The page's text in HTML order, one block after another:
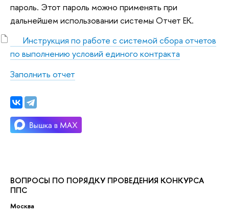
ВОПРОСЫ ПО ПОРЯДКУ ПРОВЕДЕНИЯ КОНКУРСА
ППС
Москва
пароль. Этот пароль можно применять при
дальнейшем использовании системы Отчет ЕК.
Инструкция по работе с системой сбора отчетов
по выполнению условий единого контракта
Заполнить отчет